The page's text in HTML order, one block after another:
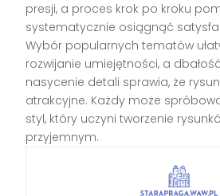
presji, a proces krok po kroku
systematycznie osiągnąć
Wybór popularnych tematów
rozwijanie umiejętności, a
nasycenie detali sprawia, że
atrakcyjne. Każdy może
styl, który uczyni tworzenie
przyjemnym.